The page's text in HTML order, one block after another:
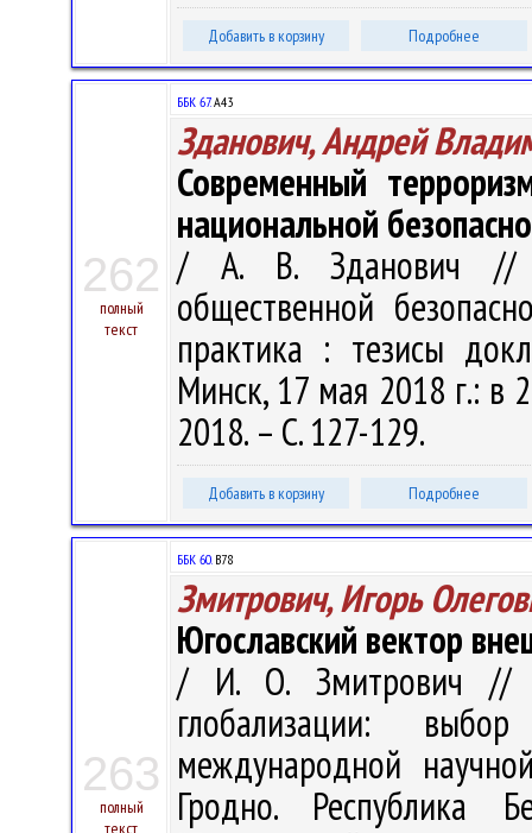
Добавить в корзину Подробнее
262
полный
текст
ББК 67.А43
Зданович, Андрей
Современный
национальной
/ А. В. Зданович //
общественной
практика : тезисы
Минск, 17 мая 2018 г.: в
2018. – С. 127-129.
Добавить в корзину Подробнее
263
полный
текст
ББК 60.В78
Змитрович, Игорь
Югославский вектор
/ И. О. Змитрович //
глобализации:
международной
Гродно. Республика